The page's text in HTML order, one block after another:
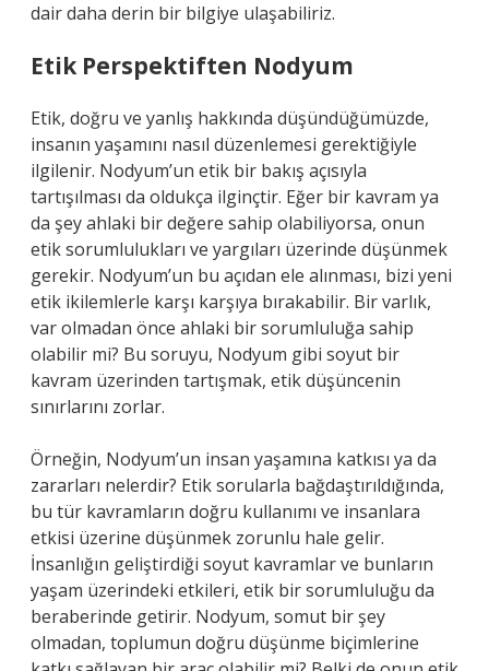
dair daha derin bir bilgiye ulaşabiliriz.
Etik Perspektiften Nodyum
Etik, doğru ve yanlış hakkında düşündüğümüzde,
insanın yaşamını nasıl düzenlemesi gerektiğiyle
ilgilenir. Nodyum’un etik bir bakış açısıyla
tartışılması da oldukça ilginçtir. Eğer bir kavram ya
da şey ahlaki bir değere sahip olabiliyorsa, onun
etik sorumlulukları ve yargıları üzerinde düşünmek
gerekir. Nodyum’un bu açıdan ele alınması, bizi yeni
etik ikilemlerle karşı karşıya bırakabilir. Bir varlık,
var olmadan önce ahlaki bir sorumluluğa sahip
olabilir mi? Bu soruyu, Nodyum gibi soyut bir
kavram üzerinden tartışmak, etik düşüncenin
sınırlarını zorlar.
Örneğin, Nodyum’un insan yaşamına katkısı ya da
zararları nelerdir? Etik sorularla bağdaştırıldığında,
bu tür kavramların doğru kullanımı ve insanlara
etkisi üzerine düşünmek zorunlu hale gelir.
İnsanlığın geliştirdiği soyut kavramlar ve bunların
yaşam üzerindeki etkileri, etik bir sorumluluğu da
beraberinde getirir. Nodyum, somut bir şey
olmadan, toplumun doğru düşünme biçimlerine